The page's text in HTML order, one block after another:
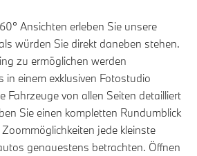
Ansichten erleben Sie unsere
würden Sie direkt daneben stehen.
zu ermöglichen werden
in einem exklusiven Fotostudio
Fahrzeuge von allen Seiten detailliert
Sie einen kompletten Rundumblick
jede kleinste
genauestens betrachten. Öffnen